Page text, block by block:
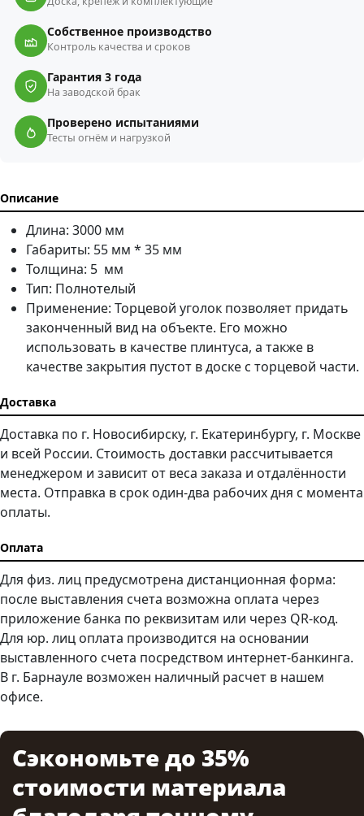
Собственное производство
Контроль качества и сроков
Гарантия 3 года
На заводской брак
Проверено испытаниями
Тесты огнём и нагрузкой
Описание
Длина: 3000 мм
Габариты: 55 мм * 35 мм
Толщина: 5 мм
Тип: Полнотелый
Применение: Торцевой уголок позволяет придать
законченный вид на объекте. Его можно
использовать в качестве плинтуса, а также в
качестве закрытия пустот в доске с торцевой части.
Доставка
Доставка по г. Новосибирску, г. Екатеринбургу, г. Москве
и всей России. Стоимость доставки рассчитывается
менеджером и зависит от веса заказа и отдалённости
места. Отправка в срок один-два рабочих дня с момента
оплаты.
Оплата
Для физ. лиц предусмотрена дистанционная форма:
после выставления счета возможна оплата через
приложение банка по реквизитам или через QR-код.
Для юр. лиц оплата производится на основании
выставленного счета посредством интернет-банкинга.
В г. Барнауле возможен наличный расчет в нашем
офисе.
Сэкономьте до 35%
стоимости материала